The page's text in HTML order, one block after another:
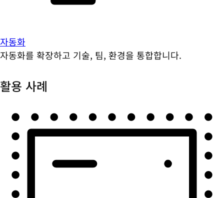
자동화
자동화를 확장하고 기술, 팀, 환경을 통합합니다.
활용 사례